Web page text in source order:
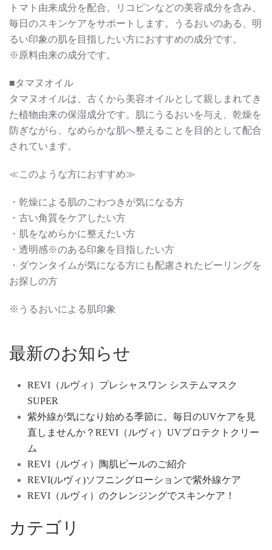
トマト由来成分を配合。リコピンなどの美容成分を含み、
毎日のスキンケアをサポートします。うるおいのある、明
るい印象の肌を目指したい方におすすめの成分です。
※原料由来の成分です。
■タマヌオイル
タマヌオイルは、古くから美容オイルとして親しまれてき
た植物由来の保湿成分です。肌にうるおいを与え、乾燥を
防ぎながら、なめらかな肌へ整えることを目的として配合
されています。
≪このような方におすすめ≫
・乾燥による肌のごわつきが気になる方
・古い角質をケアしたい方
・肌をなめらかに整えたい方
・透明感※のある印象を目指したい方
・ダウンタイムが気になる方にも配慮されたピーリングを
お探しの方
※うるおいによる肌印象
最新のお知らせ
REVI（ルヴィ）プレシャスワン システムマスク
SUPER
紫外線が気になり始める季節に。毎日のUVケアを見
直しませんか？REVI（ルヴィ）UVプロテクトクリー
ム
REVI（ルヴィ）陶肌ピールのご紹介
REVI(ルヴィ)ソフニングローションで紫外線ケア
REVI（ルヴィ）のクレンジングでスキンケア！
カテゴリ